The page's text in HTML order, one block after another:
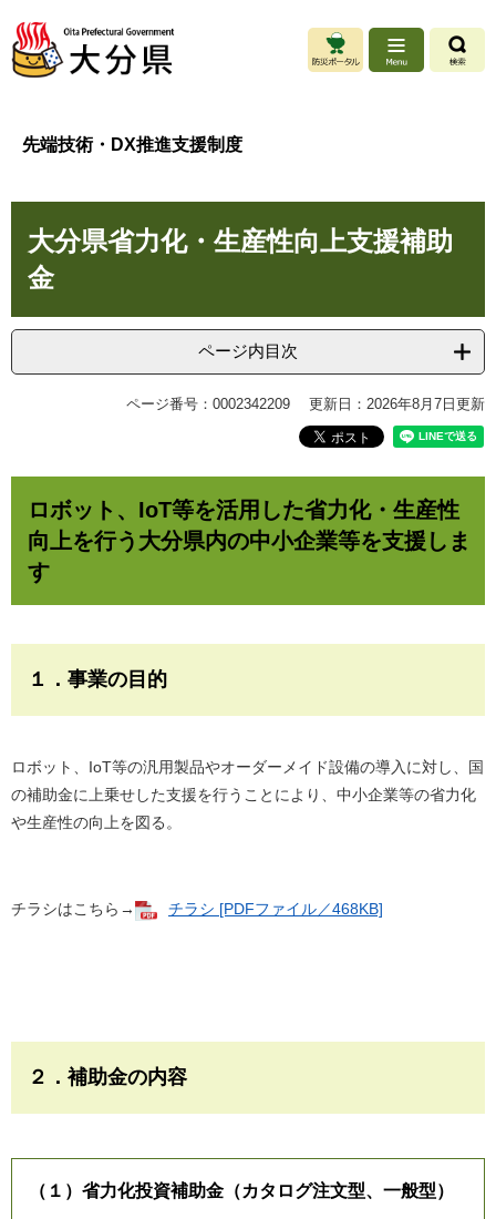
ジ
ュ
先端技術・DX推進支援制度
大分県省力化・生産性向上支援補助
金
ページ内目次
ページ番号：0002342209 更新日：2026年8月7日更新
ロボット、IoT等を活用した省力化・生産性
向上を行う大分県内の中小企業等を支援しま
す
１．事業の目的
ロボット、IoT等の汎用製品やオーダーメイド設備の導入に対し、国
の補助金に上乗せした支援を行うことにより、中小企業等の省力化
や生産性の向上を図る。
チラシはこちら→ チラシ [PDFファイル／468KB]
２．補助金の内容
（１）省力化投資補助金（カタログ注文型、一般型）